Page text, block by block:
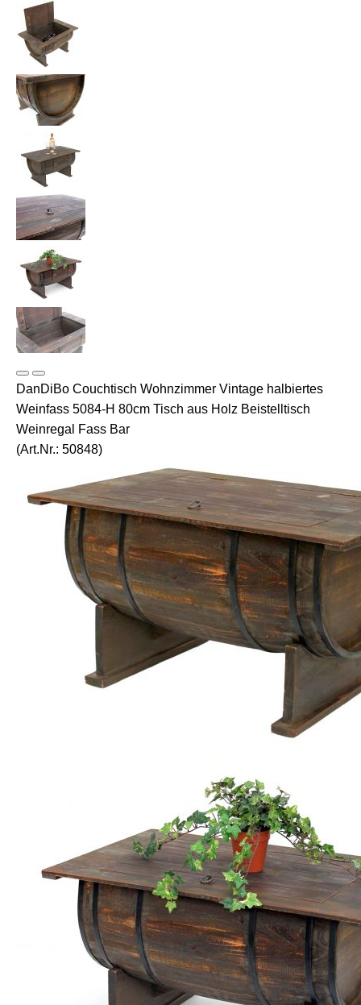
DanDiBo Couchtisch Wohnzimmer Vintage halbiertes
Weinfass 5084-H 80cm Tisch aus Holz Beistelltisch
Weinregal Fass Bar
(Art.Nr.: 50848)